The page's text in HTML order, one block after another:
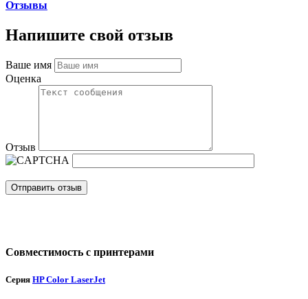
Отзывы
Напишите свой отзыв
Ваше имя
Оценка
Отзыв
Отправить отзыв
Совместимость с принтерами
Серия HP Color LaserJet